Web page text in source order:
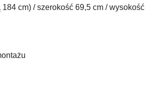
cm) / szerokość 69,5 cm / wysokość